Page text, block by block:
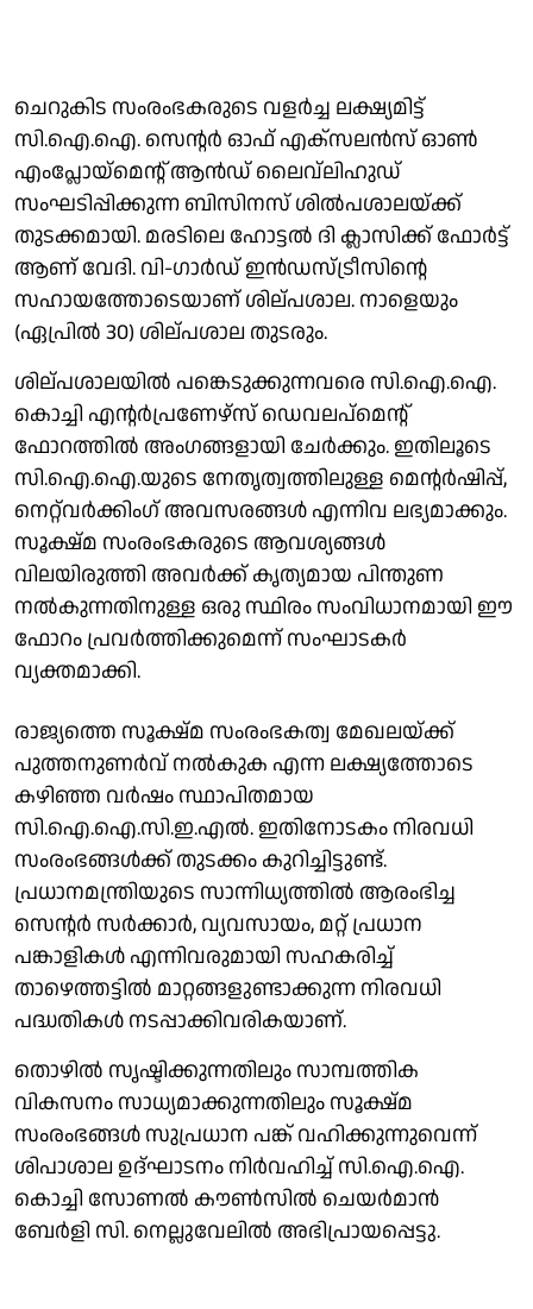
ചെറുകിട സംരംഭകരുടെ വളര്‍ച്ച ലക്ഷ്യമിട്ട്
സി.ഐ.ഐ. സെന്റര്‍ ഓഫ് എക്‌സലന്‍സ് ഓണ്‍
എംപ്ലോയ്‌മെന്റ് ആന്‍ഡ് ലൈവ്‌ലിഹുഡ്
സംഘടിപ്പിക്കുന്ന ബിസിനസ് ശില്‍പശാലയ്ക്ക്
തുടക്കമായി. മരടിലെ ഹോട്ടല്‍ ദി ക്ലാസിക്ക് ഫോര്‍ട്ട്
ആണ് വേദി. വി-ഗാര്‍ഡ് ഇന്‍ഡസ്ട്രീസിന്റെ
സഹായത്തോടെയാണ് ശില്പശാല. നാളെയും
(ഏപ്രില്‍ 30) ശില്പശാല തുടരും.
ശില്പശാലയില്‍ പങ്കെടുക്കുന്നവരെ സി.ഐ.ഐ.
കൊച്ചി എന്റര്‍പ്രണേഴ്‌സ് ഡെവലപ്‌മെന്റ്
ഫോറത്തില്‍ അംഗങ്ങളായി ചേര്‍ക്കും. ഇതിലൂടെ
സി.ഐ.ഐ.യുടെ നേതൃത്വത്തിലുള്ള മെന്റര്‍ഷിപ്പ്,
നെറ്റ്‌വര്‍ക്കിംഗ് അവസരങ്ങള്‍ എന്നിവ ലഭ്യമാക്കും.
സൂക്ഷ്മ സംരംഭകരുടെ ആവശ്യങ്ങള്‍
വിലയിരുത്തി അവര്‍ക്ക് കൃത്യമായ പിന്തുണ
നല്‍കുന്നതിനുള്ള ഒരു സ്ഥിരം സംവിധാനമായി ഈ
ഫോറം പ്രവര്‍ത്തിക്കുമെന്ന് സംഘാടകര്‍
വ്യക്തമാക്കി.
രാജ്യത്തെ സൂക്ഷ്മ സംരംഭകത്വ മേഖലയ്ക്ക്
പുത്തനുണര്‍വ് നല്‍കുക എന്ന ലക്ഷ്യത്തോടെ
കഴിഞ്ഞ വര്‍ഷം സ്ഥാപിതമായ
സി.ഐ.ഐ.സി.ഇ.എല്‍. ഇതിനോടകം നിരവധി
സംരംഭങ്ങള്‍ക്ക് തുടക്കം കുറിച്ചിട്ടുണ്ട്.
പ്രധാനമന്ത്രിയുടെ സാന്നിധ്യത്തില്‍ ആരംഭിച്ച
സെന്റര്‍ സര്‍ക്കാര്‍, വ്യവസായം, മറ്റ് പ്രധാന
പങ്കാളികള്‍ എന്നിവരുമായി സഹകരിച്ച്
താഴെത്തട്ടില്‍ മാറ്റങ്ങളുണ്ടാക്കുന്ന നിരവധി
പദ്ധതികള്‍ നടപ്പാക്കിവരികയാണ്.
തൊഴില്‍ സൃഷ്ടിക്കുന്നതിലും സാമ്പത്തിക
വികസനം സാധ്യമാക്കുന്നതിലും സൂക്ഷ്മ
സംരംഭങ്ങള്‍ സുപ്രധാന പങ്ക് വഹിക്കുന്നുവെന്ന്
ശിപാശാല ഉദ്ഘാടനം നിര്‍വഹിച്ച് സി.ഐ.ഐ.
കൊച്ചി സോണല്‍ കൗണ്‍സില്‍ ചെയര്‍മാന്‍
ബേര്‍ളി സി. നെല്ലുവേലില്‍ അഭിപ്രായപ്പെട്ടു.